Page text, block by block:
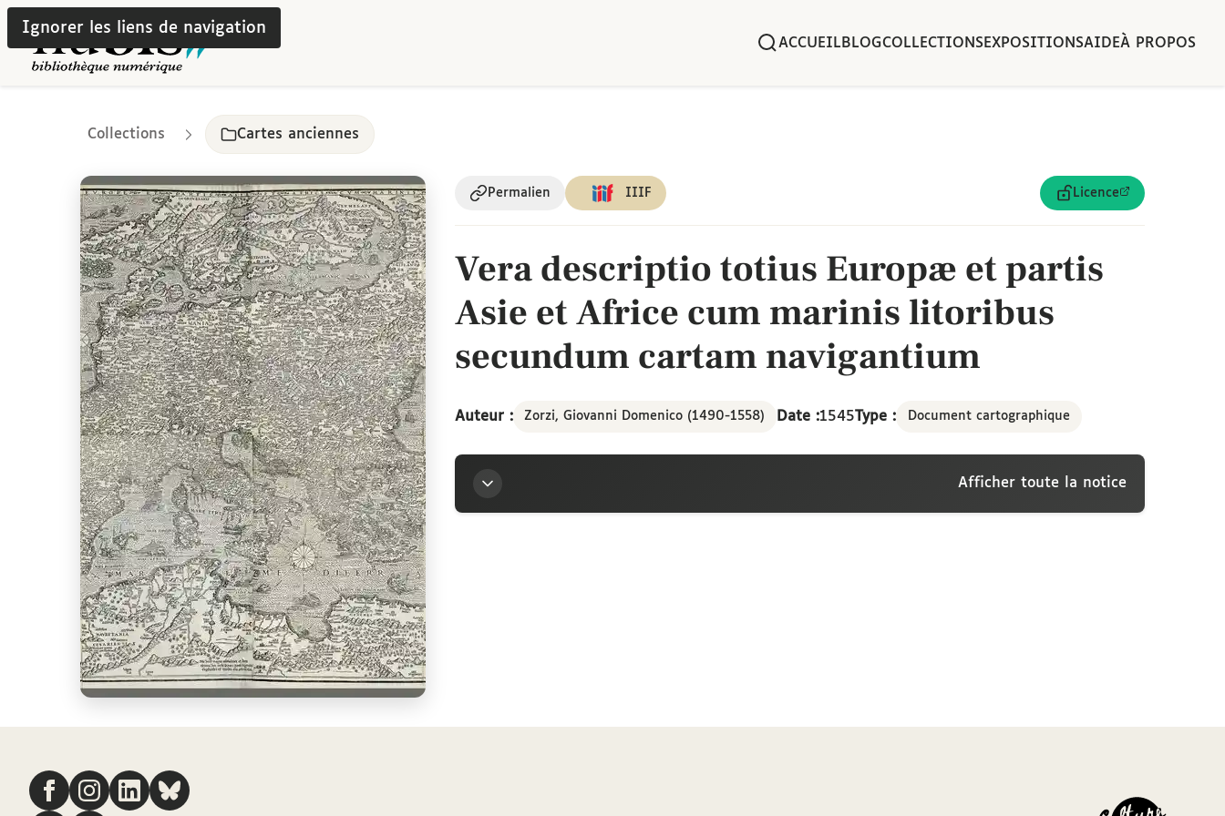
Ignorer les liens de navigation
ACCUEIL BLOGCOLLECTIONSEXPOSITIONSAIDEÀ PROPOS
Collections Cartes anciennes
Permalien IIIF Licence
Vera descriptio totius Europæ et partis
Asie et Africe cum marinis litoribus
secundum cartam navigantium
Auteur : Zorzi, Giovanni Domenico (1490-1558) Date :1545Type : Document cartographique
Afficher toute la notice
Nous suivre